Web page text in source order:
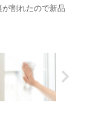
割れたので新品